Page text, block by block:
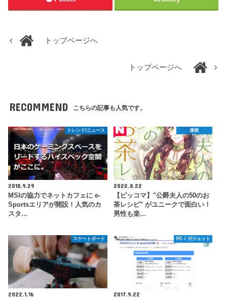
トップページへ
トップページへ
RECOMMEND こちらの記事も人気です。
トレンド/ニュース
2018.9.29
MSIの協力でネットカフェに e-
Sportsエリアが開設！人気のカ
スタ…
漫画
2022.8.22
【ピッコマ】"公爵夫人の50のお
茶レシピ" がユニークで面白い！
男性も楽…
スケートボード
2022.1.16
PC / ガジェット
2017.9.22